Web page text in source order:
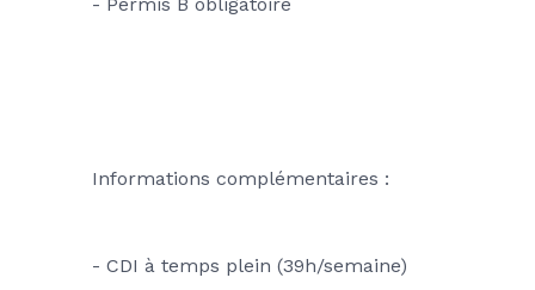
Informations complémentaires :
- CDI à temps plein (39h/semaine)